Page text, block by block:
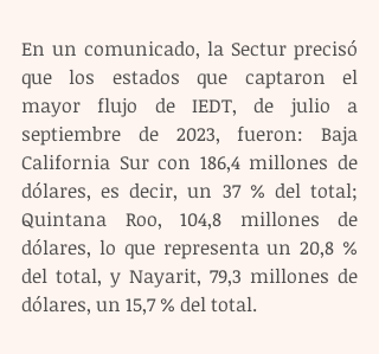
En un comunicado, la Sectur precisó
que los estados que captaron el
mayor flujo de IEDT, de julio a
septiembre de 2023, fueron: Baja
California Sur con 186,4 millones de
dólares, es decir, un 37 % del total;
Quintana Roo, 104,8 millones de
dólares, lo que representa un 20,8 %
del total, y Nayarit, 79,3 millones de
dólares, un 15,7 % del total.